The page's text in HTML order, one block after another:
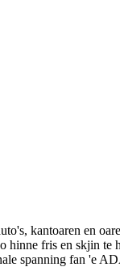
kantoaren en
hinne fris en skjin te
spanning fan 'e